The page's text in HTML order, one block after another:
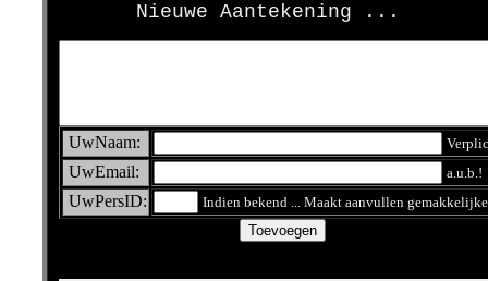
Nieuwe Aantekening ...
UwNaam:
UwEmail: a.u.b.!
UwPersID: Indien bekend ... Maakt aanvullen